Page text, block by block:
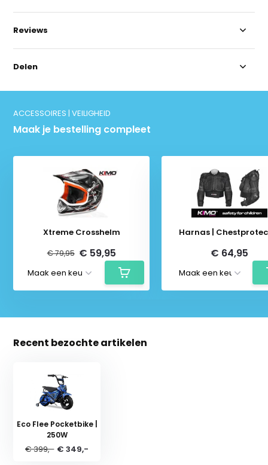
Reviews
Delen
ACCESSOIRES | VEILIGHEID
Maak je bestelling compleet
Xtreme Crosshelm
€ 79,95 € 59,95
Harnas |
€ 64,95
Recent bezochte artikelen
Eco Flee Pocketbike |
250W
€ 399,- € 349,-